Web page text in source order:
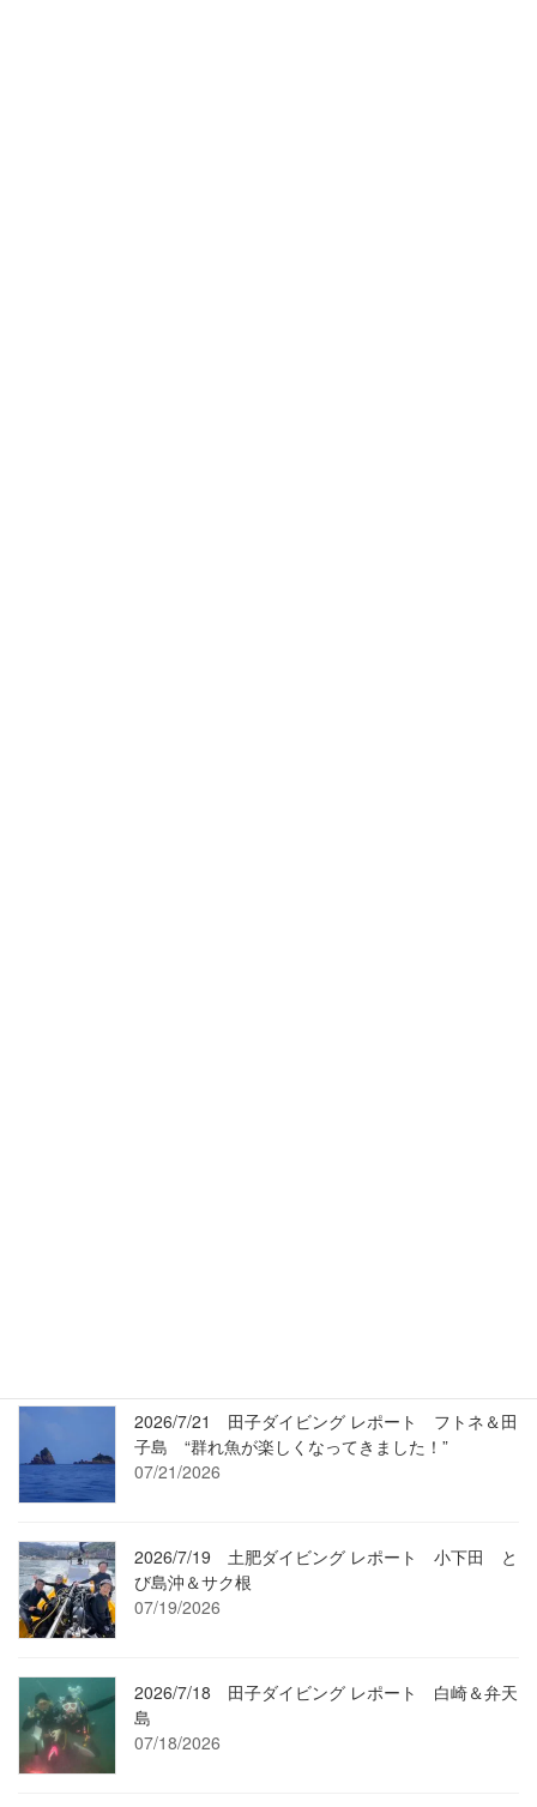
2026/7/21 田子ダイビング レポート フトネ＆田
子島 “群れ魚が楽しくなってきました！”
07/21/2026
2026/7/19 土肥ダイビング レポート 小下田 と
び島沖＆サク根
07/19/2026
2026/7/18 田子ダイビング レポート 白崎＆弁天
島
07/18/2026